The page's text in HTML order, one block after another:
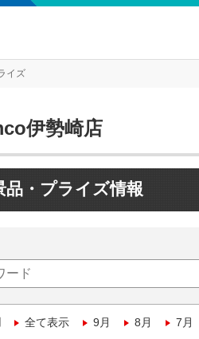
イズ
伊勢崎店
品・プライズ情報
全て表示 9月 8月 7月